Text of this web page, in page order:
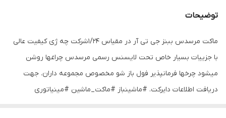
توضیحات
ماکت مرسدس ببنز جی تی آر در مقیاس ۱/۲۴شرکت چه ژی کیفیت عالی
با جزییات بسیار خاص تحت لایسنس رسمی مرسدس چراغها روشن
میشود چرخها فرمانپذیر فول باز شو مخصوص مجموعه داران. جهت
دریافت اطلاعات دایرکت. #ماشینباز #ماکت_ماشین #مینیاتوری